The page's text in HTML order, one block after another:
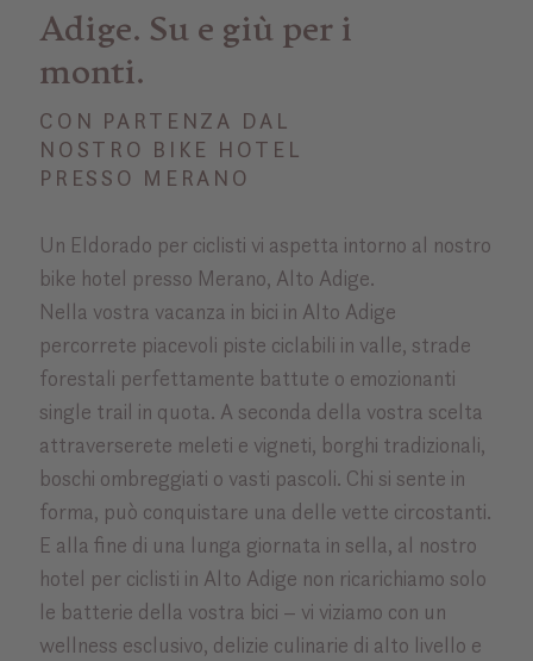
Adige. Su e giù per i
monti.
CON PARTENZA DAL
NOSTRO BIKE HOTEL
PRESSO MERANO
Un Eldorado per ciclisti vi aspetta intorno al nostro
bike hotel presso Merano, Alto Adige.
Nella vostra vacanza in bici in Alto Adige
percorrete piacevoli piste ciclabili in valle, strade
forestali perfettamente battute o emozionanti
single trail in quota. A seconda della vostra scelta
attraverserete meleti e vigneti, borghi tradizionali,
boschi ombreggiati o vasti pascoli. Chi si sente in
forma, può conquistare una delle vette circostanti.
E alla fine di una lunga giornata in sella, al nostro
hotel per ciclisti in Alto Adige non ricarichiamo solo
le batterie della vostra bici – vi viziamo con un
wellness esclusivo, delizie culinarie di alto livello e